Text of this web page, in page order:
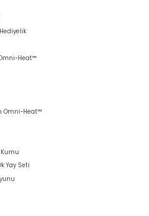
Heat™
Omni-Heat™
Kumu
Yay Seti